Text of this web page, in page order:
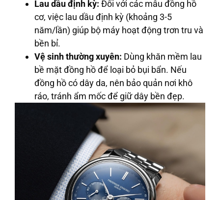
Lau dầu định kỳ: Đối với các mẫu đồng hồ
cơ, việc lau dầu định kỳ (khoảng 3-5
năm/lần) giúp bộ máy hoạt động trơn tru và
bền bỉ.
Vệ sinh thường xuyên: Dùng khăn mềm lau
bề mặt đồng hồ để loại bỏ bụi bẩn. Nếu
đồng hồ có dây da, nên bảo quản nơi khô
ráo, tránh ẩm mốc để giữ dây bền đẹp.